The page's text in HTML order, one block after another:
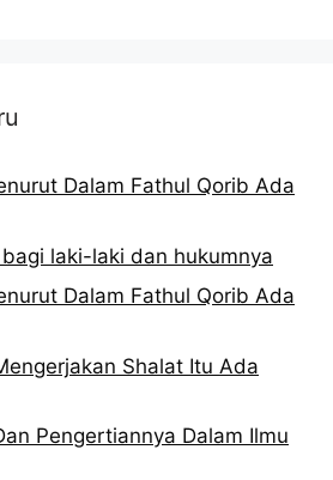
Dalam Fathul Qorib Ada
laki-laki dan hukumnya
Dalam Fathul Qorib Ada
Shalat Itu Ada
Pengertiannya Dalam Ilmu